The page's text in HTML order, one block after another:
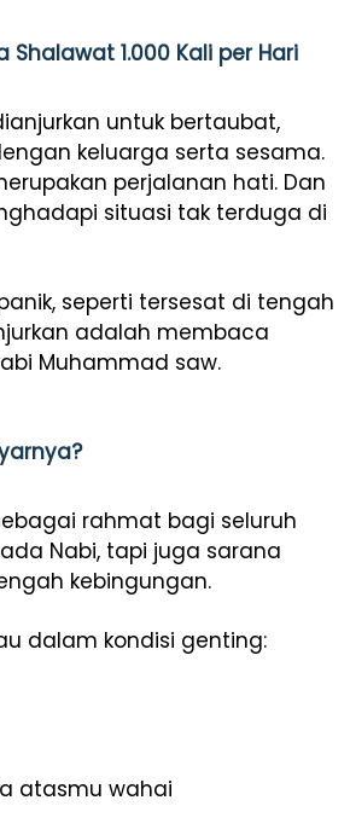
1.000 Kali per Hari
untuk bertaubat,
keluarga serta sesama.
perjalanan hati. Dan
situasi tak terduga di
seperti tersesat di tengah
adalah membaca
Muhammad saw.
rahmat bagi seluruh
Nabi, tapi juga sarana
kebingungan.
dalam kondisi genting:
atasmu wahai